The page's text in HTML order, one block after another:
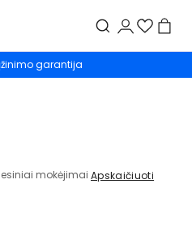
garantija
mokėjimai Apskaičiuoti